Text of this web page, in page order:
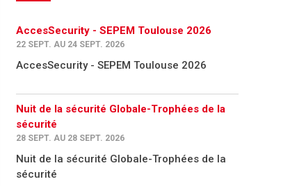
AccesSecurity - SEPEM Toulouse 2026
22 SEPT. AU 24 SEPT. 2026
AccesSecurity - SEPEM Toulouse 2026
Nuit de la sécurité Globale-Trophées de la
sécurité
28 SEPT. AU 28 SEPT. 2026
Nuit de la sécurité Globale-Trophées de la
sécurité